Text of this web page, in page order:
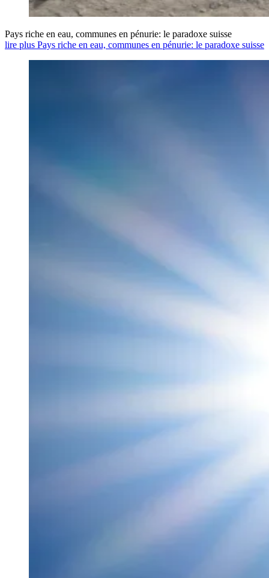
Pays riche en eau, communes en pénurie: le paradoxe suisse
lire plus Pays riche en eau, communes en pénurie: le paradoxe suisse